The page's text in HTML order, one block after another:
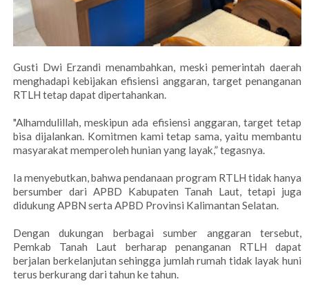
Gusti Dwi Erzandi menambahkan, meski pemerintah daerah
menghadapi kebijakan efisiensi anggaran, target penanganan
RTLH tetap dapat dipertahankan.
"Alhamdulillah, meskipun ada efisiensi anggaran, target tetap
bisa dijalankan. Komitmen kami tetap sama, yaitu membantu
masyarakat memperoleh hunian yang layak,” tegasnya.
Ia menyebutkan, bahwa pendanaan program RTLH tidak hanya
bersumber dari APBD Kabupaten Tanah Laut, tetapi juga
didukung APBN serta APBD Provinsi Kalimantan Selatan.
Dengan dukungan berbagai sumber anggaran tersebut,
Pemkab Tanah Laut berharap penanganan RTLH dapat
berjalan berkelanjutan sehingga jumlah rumah tidak layak huni
terus berkurang dari tahun ke tahun.